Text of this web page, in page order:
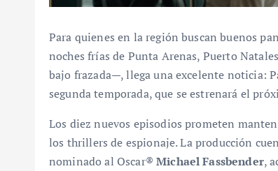
Para quienes en la región buscan buenos
noches frías de Punta Arenas, Puerto
bajo frazada—, llega una excelente noticia:
segunda temporada, que se estrenará el
Los diez nuevos episodios prometen
los thrillers de espionaje. La producción
nominado al Oscar®Michael Fassbender,